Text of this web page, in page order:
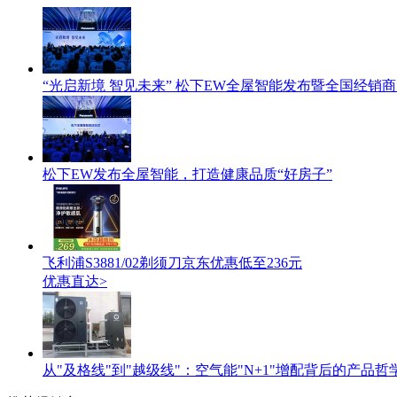
“光启新境 智见未来” 松下EW全屋智能发布暨全国经销
松下EW发布全屋智能，打造健康品质“好房子”
飞利浦S3881/02剃须刀京东优惠低至236元
优惠直达>
从"及格线"到"越级线"：空气能"N+1"增配背后的产品哲